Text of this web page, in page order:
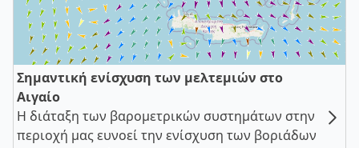
Σημαντική ενίσχυση των μελτεμιών στο
Αιγαίο
Η διάταξη των βαρομετρικών συστημάτων στην
περιοχή μας ευνοεί την ενίσχυση των βοριάδων